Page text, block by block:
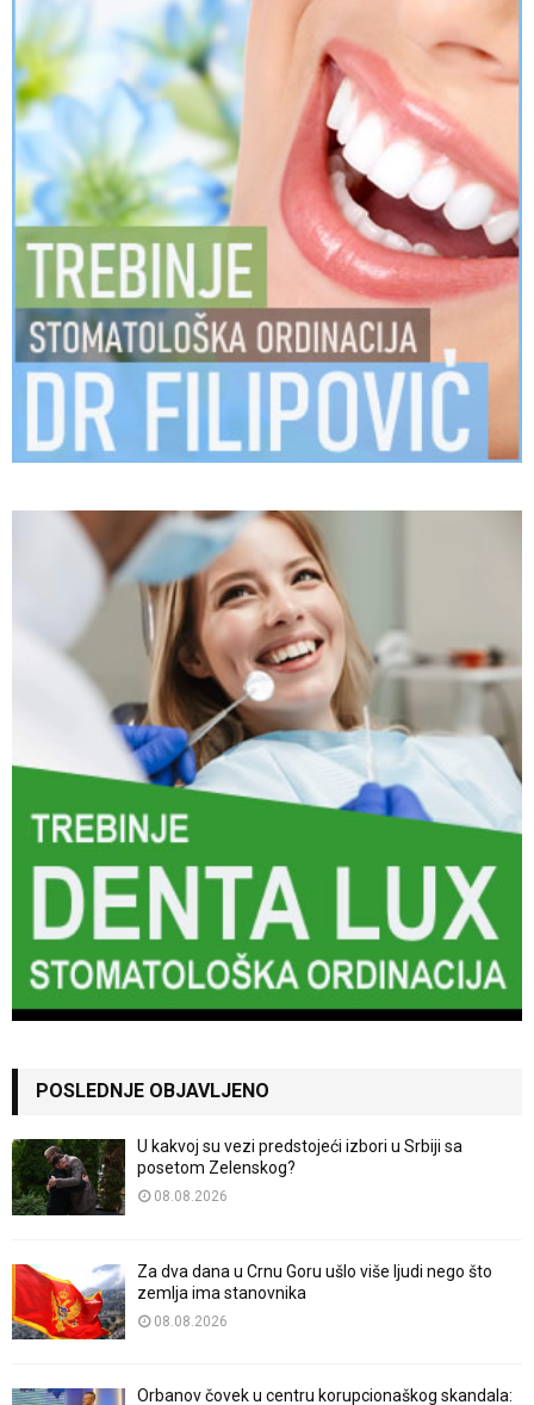
POSLEDNJE OBJAVLJENO
U kakvoj su vezi predstojeći izbori u Srbiji sa
posetom Zelenskog?
08.08.2026
Za dva dana u Crnu Goru ušlo više ljudi nego što
zemlja ima stanovnika
08.08.2026
Orbanov čovek u centru korupcionaškog skandala: